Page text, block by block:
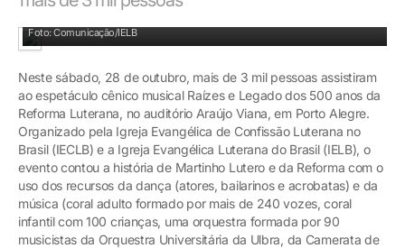
Foto: Comunicação/IELB
Neste sábado, 28 de outubro, mais de 3 mil pessoas assistiram
ao espetáculo cênico musical Raízes e Legado dos 500 anos da
Reforma Luterana, no auditório Araújo Viana, em Porto Alegre.
Organizado pela Igreja Evangélica de Confissão Luterana no
Brasil (IECLB) e a Igreja Evangélica Luterana do Brasil (IELB), o
evento contou a história de Martinho Lutero e da Reforma com o
uso dos recursos da dança (atores, bailarinos e acrobatas) e da
música (coral adulto formado por mais de 240 vozes, coral
infantil com 100 crianças, uma orquestra formada por 90
musicistas da Orquestra Universitária da Ulbra, da Camerata de